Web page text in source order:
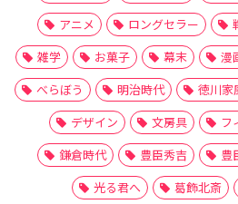
アニメ
ロングセラー
雑学
お菓子 幕末 漫
べらぼう
明治時代 徳川家
デザイン
文房具 フ
鎌倉時代
豊臣秀吉 豊
光る君へ
葛飾北斎